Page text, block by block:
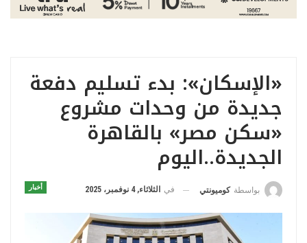
«الإسكان»: بدء تسليم دفعة
جديدة من وحدات مشروع
«سكن مصر» بالقاهرة
الجديدة..اليوم
أخبار بواسطة كوميونتي في الثلاثاء, 4 نوفمبر، 2025